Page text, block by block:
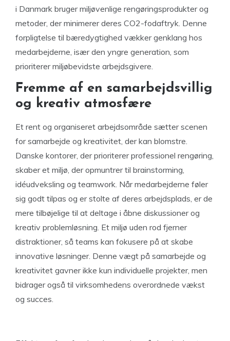
i Danmark bruger miljøvenlige rengøringsprodukter og
metoder, der minimerer deres CO2-fodaftryk. Denne
forpligtelse til bæredygtighed vækker genklang hos
medarbejderne, især den yngre generation, som
prioriterer miljøbevidste arbejdsgivere.
Fremme af en samarbejdsvillig
og kreativ atmosfære
Et rent og organiseret arbejdsområde sætter scenen
for samarbejde og kreativitet, der kan blomstre.
Danske kontorer, der prioriterer professionel rengøring,
skaber et miljø, der opmuntrer til brainstorming,
idéudveksling og teamwork. Når medarbejderne føler
sig godt tilpas og er stolte af deres arbejdsplads, er de
mere tilbøjelige til at deltage i åbne diskussioner og
kreativ problemløsning. Et miljø uden rod fjerner
distraktioner, så teams kan fokusere på at skabe
innovative løsninger. Denne vægt på samarbejde og
kreativitet gavner ikke kun individuelle projekter, men
bidrager også til virksomhedens overordnede vækst
og succes.